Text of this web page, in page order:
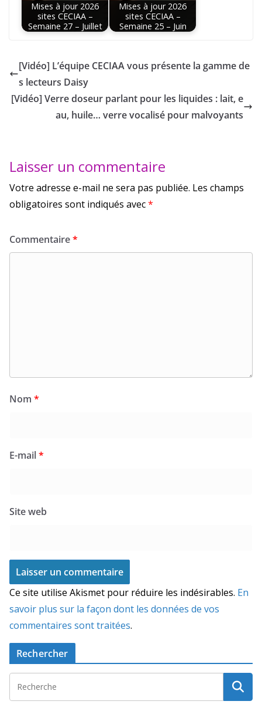
Mises à jour 2026
sites CECIAA –
Semaine 27 – Juillet
Mises à jour 2026
sites CECIAA –
Semaine 25 – Juin
[Vidéo] L’équipe CECIAA vous présente la gamme de
s lecteurs Daisy
[Vidéo] Verre doseur parlant pour les liquides : lait, e
au, huile… verre vocalisé pour malvoyants
Laisser un commentaire
Votre adresse e-mail ne sera pas publiée. Les champs
obligatoires sont indiqués avec*
Commentaire*
Nom *
E-mail*
Site web
Ce site utilise Akismet pour réduire les indésirables. En
savoir plus sur la façon dont les données de vos
commentaires sont traitées.
Rechercher